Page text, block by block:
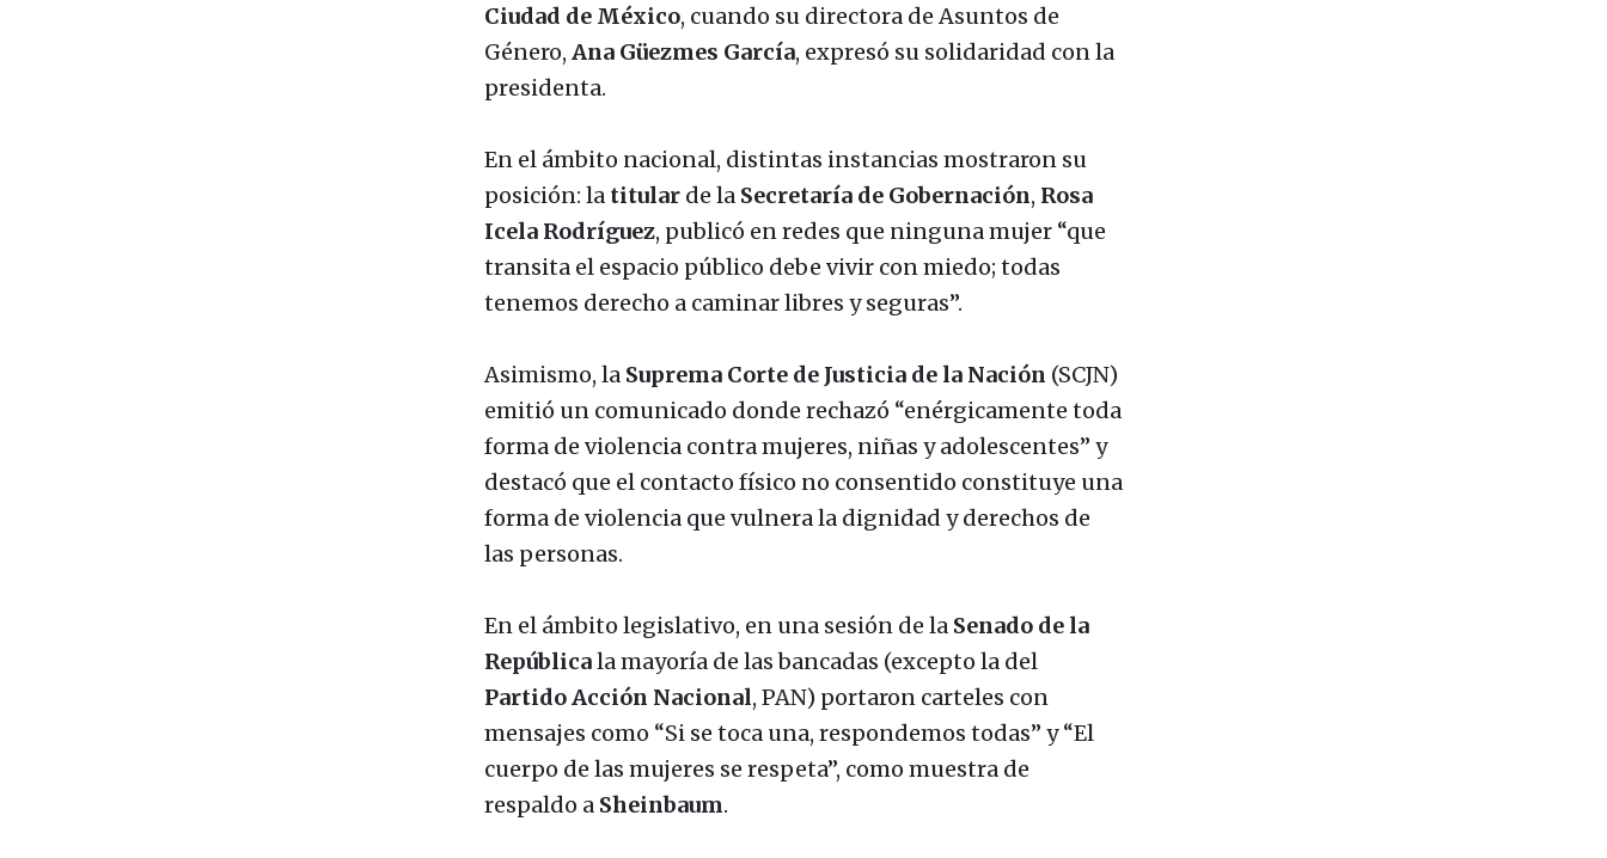
Ciudad de México, cuando su directora de Asuntos de
Género, Ana Güezmes García, expresó su solidaridad con la
presidenta.
En el ámbito nacional, distintas instancias mostraron su
posición: la titularde la Secretaría de Gobernación, Rosa
Icela Rodríguez, publicó en redes que ninguna mujer “que
transita el espacio público debe vivir con miedo; todas
tenemos derecho a caminar libres y seguras”.
Asimismo, la Suprema Corte de Justicia de la Nación (SCJN)
emitió un comunicado donde rechazó “enérgicamente toda
forma de violencia contra mujeres, niñas y adolescentes” y
destacó que el contacto físico no consentido constituye una
forma de violencia que vulnera la dignidad y derechos de
las personas.
En el ámbito legislativo, en una sesión de la Senado de la
Repúblicala mayoría de las bancadas (excepto la del
Partido Acción Nacional, PAN) portaron carteles con
mensajes como “Si se toca una, respondemos todas” y “El
cuerpo de las mujeres se respeta”, como muestra de
respaldo a Sheinbaum.